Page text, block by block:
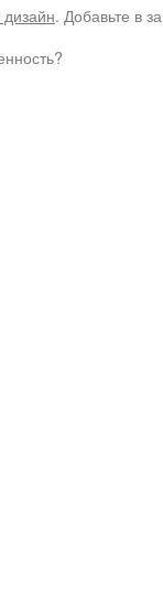
. Добавьте в